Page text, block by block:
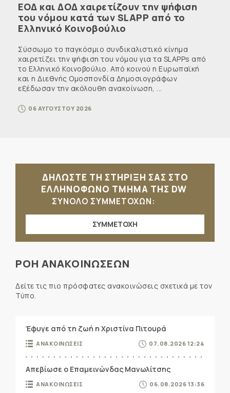
ΕΟΔ και ΔΟΔ χαιρετίζουν την ψήφιση
του νόμου κατά των SLAPP από το
Ελληνικό Κοινοβούλιο
Σύσσωμο το παγκόσμιο συνδικαλιστικό κίνημα
χαιρετίζει την ψήφιση του νόμου για τα SLAPPs από
το Ελληνικό Κοινοβούλιο. Από κοινού η Ευρωπαϊκή
και η Διεθνής Ομοσπονδία Δημοσιογράφων
εξέδωσαν την ακόλουθη ανακοίνωση, ...
06 ΑΥΓΟΥΣΤΟΥ 2026
ΔΗΛΩΣΤΕ ΤΗ ΣΤΗΡΙΞΗ ΣΑΣ ΣΤΟ
ΕΛΛΗΝΟΦΩΝΟ ΤΜΗΜΑ ΤΗΣ DW
ΣΥΝΟΛΟ ΣΥΜΜΕΤΟΧΩΝ:
ΣΥΜΜΕΤΟΧΗ
ΡΟΗ ΑΝΑΚΟΙΝΩΣΕΩΝ
Δείτε τις πιο πρόσφατες ανακοινώσεις σχετικά με τον
Τύπο.
Έφυγε από τη ζωή η Χριστίνα Πιτουρά
ΑΝΑΚΟΙΝΩΣΕΙΣ 07.08.2026 12:24
Απεβίωσε ο Επαμεινώνδας Μανωλίτσης
ΑΝΑΚΟΙΝΩΣΕΙΣ 06.08.2026 13:36